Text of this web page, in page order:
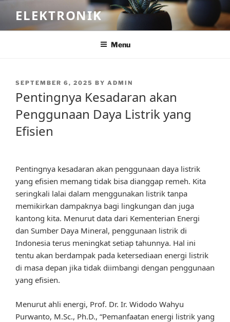
content
ELEKTRONIK
Menu
POSTED
SEPTEMBER 6, 2025 BY ADMIN
Pentingnya Kesadaran akan
Penggunaan Daya Listrik yang
Efisien
Pentingnya kesadaran akan penggunaan daya listrik
yang efisien memang tidak bisa dianggap remeh. Kita
seringkali lalai dalam menggunakan listrik tanpa
memikirkan dampaknya bagi lingkungan dan juga
kantong kita. Menurut data dari Kementerian Energi
dan Sumber Daya Mineral, penggunaan listrik di
Indonesia terus meningkat setiap tahunnya. Hal ini
tentu akan berdampak pada ketersediaan energi listrik
di masa depan jika tidak diimbangi dengan penggunaan
yang efisien.
Menurut ahli energi, Prof. Dr. Ir. Widodo Wahyu
Purwanto, M.Sc., Ph.D., “Pemanfaatan energi listrik yang